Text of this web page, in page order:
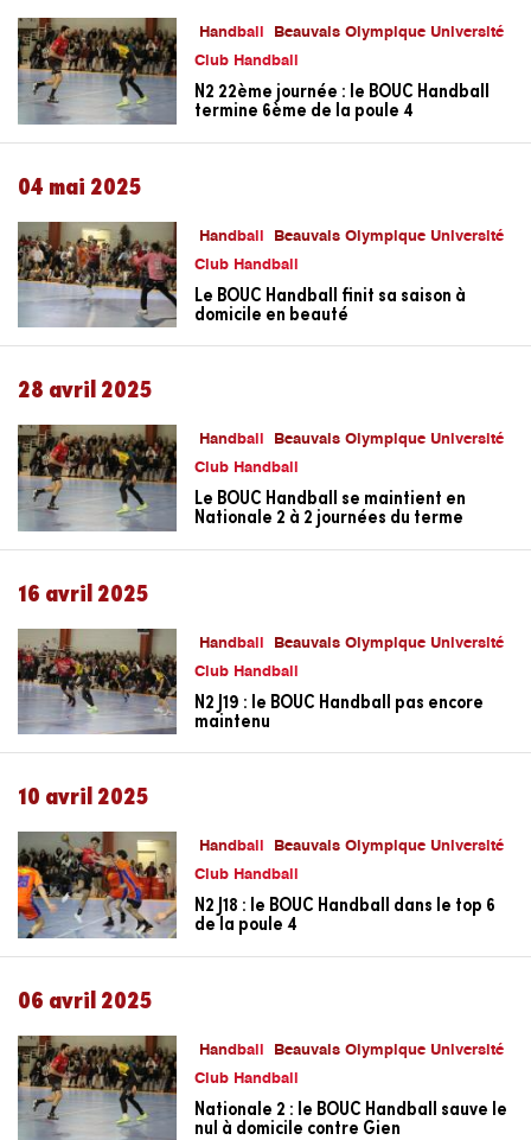
Handball
Beauvais Olympique Université
Club Handball
N2 22ème journée : le BOUC Handball
termine 6ème de la poule 4
04 mai 2025
Handball
Beauvais Olympique Université
Club Handball
Le BOUC Handball finit sa saison à
domicile en beauté
28 avril 2025
Handball
Beauvais Olympique Université
Club Handball
Le BOUC Handball se maintient en
Nationale 2 à 2 journées du terme
16 avril 2025
Handball
Beauvais Olympique Université
Club Handball
N2 J19 : le BOUC Handball pas encore
maintenu
10 avril 2025
Handball
Beauvais Olympique Université
Club Handball
N2 J18 : le BOUC Handball dans le top 6
de la poule 4
06 avril 2025
Handball
Beauvais Olympique Université
Club Handball
Nationale 2 : le BOUC Handball sauve le
nul à domicile contre Gien